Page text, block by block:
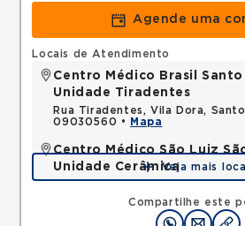
Agende uma
Compartilhe este
Locais de Atendimento
Centro Médico Brasil
Unidade Tiradentes
Rua Tiradentes, Vila Dora,
09030560 •
Mapa
Centro Médico São Luiz
Unidade Cerâmica
Alameda Caulim, Ceramica, Sao
SP, 09531195 •
Veja mais